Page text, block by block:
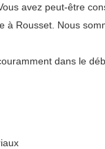
avez peut-être
à Rousset. Nous
dans le